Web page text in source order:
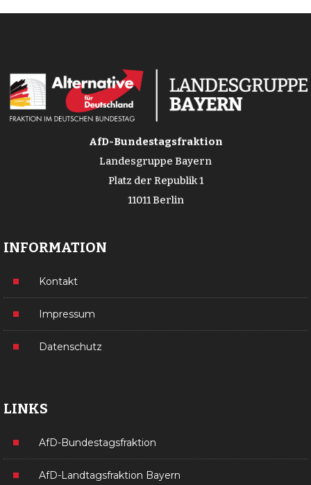
AfD-Bundestagsfraktion
Landesgruppe Bayern
Platz der Republik 1
11011 Berlin
INFORMATION
Kontakt
Impressum
Datenschutz
LINKS
AfD-Bundestagsfraktion
AfD-Landtagsfraktion Bayern